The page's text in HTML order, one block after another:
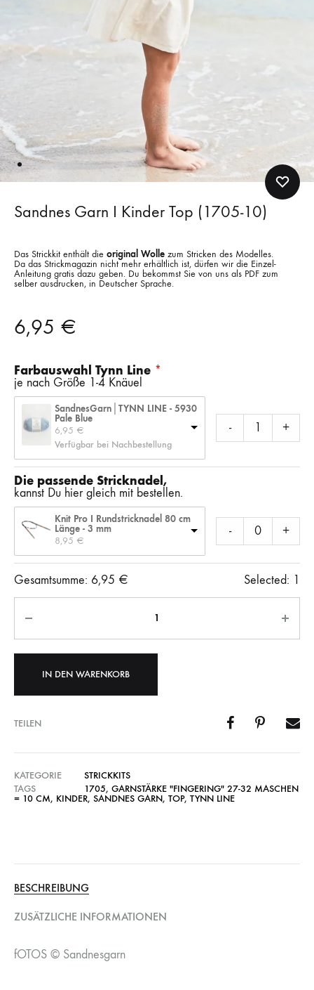
Sandnes Garn I Kinder Top (1705-10)
Das Strickkit enthält die original Wolle zum Stricken des Modelles.
Da das Strickmagazin nicht mehr erhältlich ist, dürfen wir die Einzel-
Anleitung gratis dazu geben. Du bekommst Sie von uns als PDF zum
selber ausdrucken, in Deutscher Sprache.
6,95 €
Farbauswahl Tynn Line
je nach Größe 1-4 Knäuel
SandnesGarn│TYNN LINE - 5930
Pale Blue
6,95 €
Verfügbar bei Nachbestellung
- +
Die passende Stricknadel,
kannst Du hier gleich mit bestellen.
Knit Pro I Rundstricknadel 80 cm
Länge - 3 mm
8,95 €
- +
Gesamtsumme: 6,95 € Selected: 1
IN DEN WARENKORB
TEILEN
KATEGORIE
STRICKKITS
TAGS
1705, GARNSTÄRKE "FINGERING" 27-32 MASCHEN
= 10 CM, KINDER, SANDNES GARN, TOP, TYNN LINE
BESCHREIBUNG
ZUSÄTZLICHE INFORMATIONEN
fOTOS © Sandnesgarn